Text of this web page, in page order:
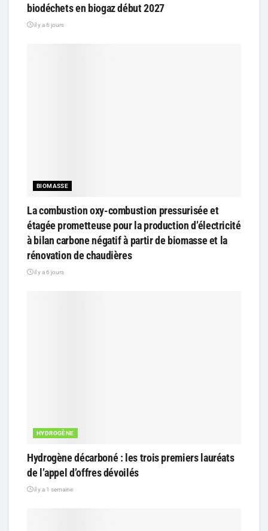
biodéchets en biogaz début 2027
il y a 6 jours
BIOMASSE
La combustion oxy-combustion pressurisée et
étagée prometteuse pour la production d’électricité
à bilan carbone négatif à partir de biomasse et la
rénovation de chaudières
il y a 6 jours
HYDROGÈNE
Hydrogène décarboné : les trois premiers lauréats
de l’appel d’offres dévoilés
il y a 1 semaine